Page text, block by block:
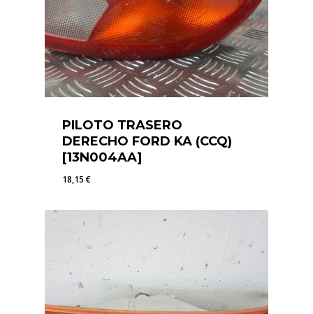
PILOTO TRASERO
DERECHO FORD KA (CCQ)
[13N004AA]
18,15€